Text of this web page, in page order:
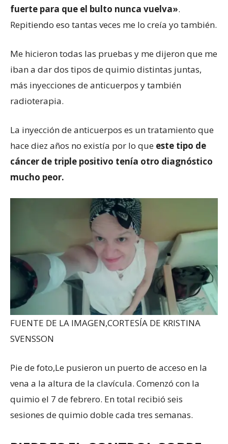
fuerte para que el bulto nunca vuelva».
Repitiendo eso tantas veces me lo creía yo también.
Me hicieron todas las pruebas y me dijeron que me
iban a dar dos tipos de quimio distintas juntas,
más inyecciones de anticuerpos y también
radioterapia.
La inyección de anticuerpos es un tratamiento que
hace diez años no existía por lo que este tipo de
cáncer de triple positivo tenía otro diagnóstico
mucho peor.
FUENTE DE LA IMAGEN,CORTESÍA DE KRISTINA
SVENSSON
Pie de foto,Le pusieron un puerto de acceso en la
vena a la altura de la clavícula. Comenzó con la
quimio el 7 de febrero. En total recibió seis
sesiones de quimio doble cada tres semanas.